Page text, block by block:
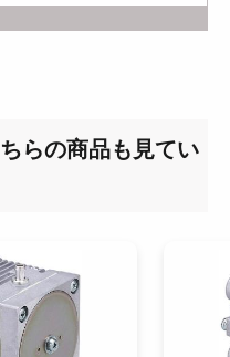
らの商品も見てい